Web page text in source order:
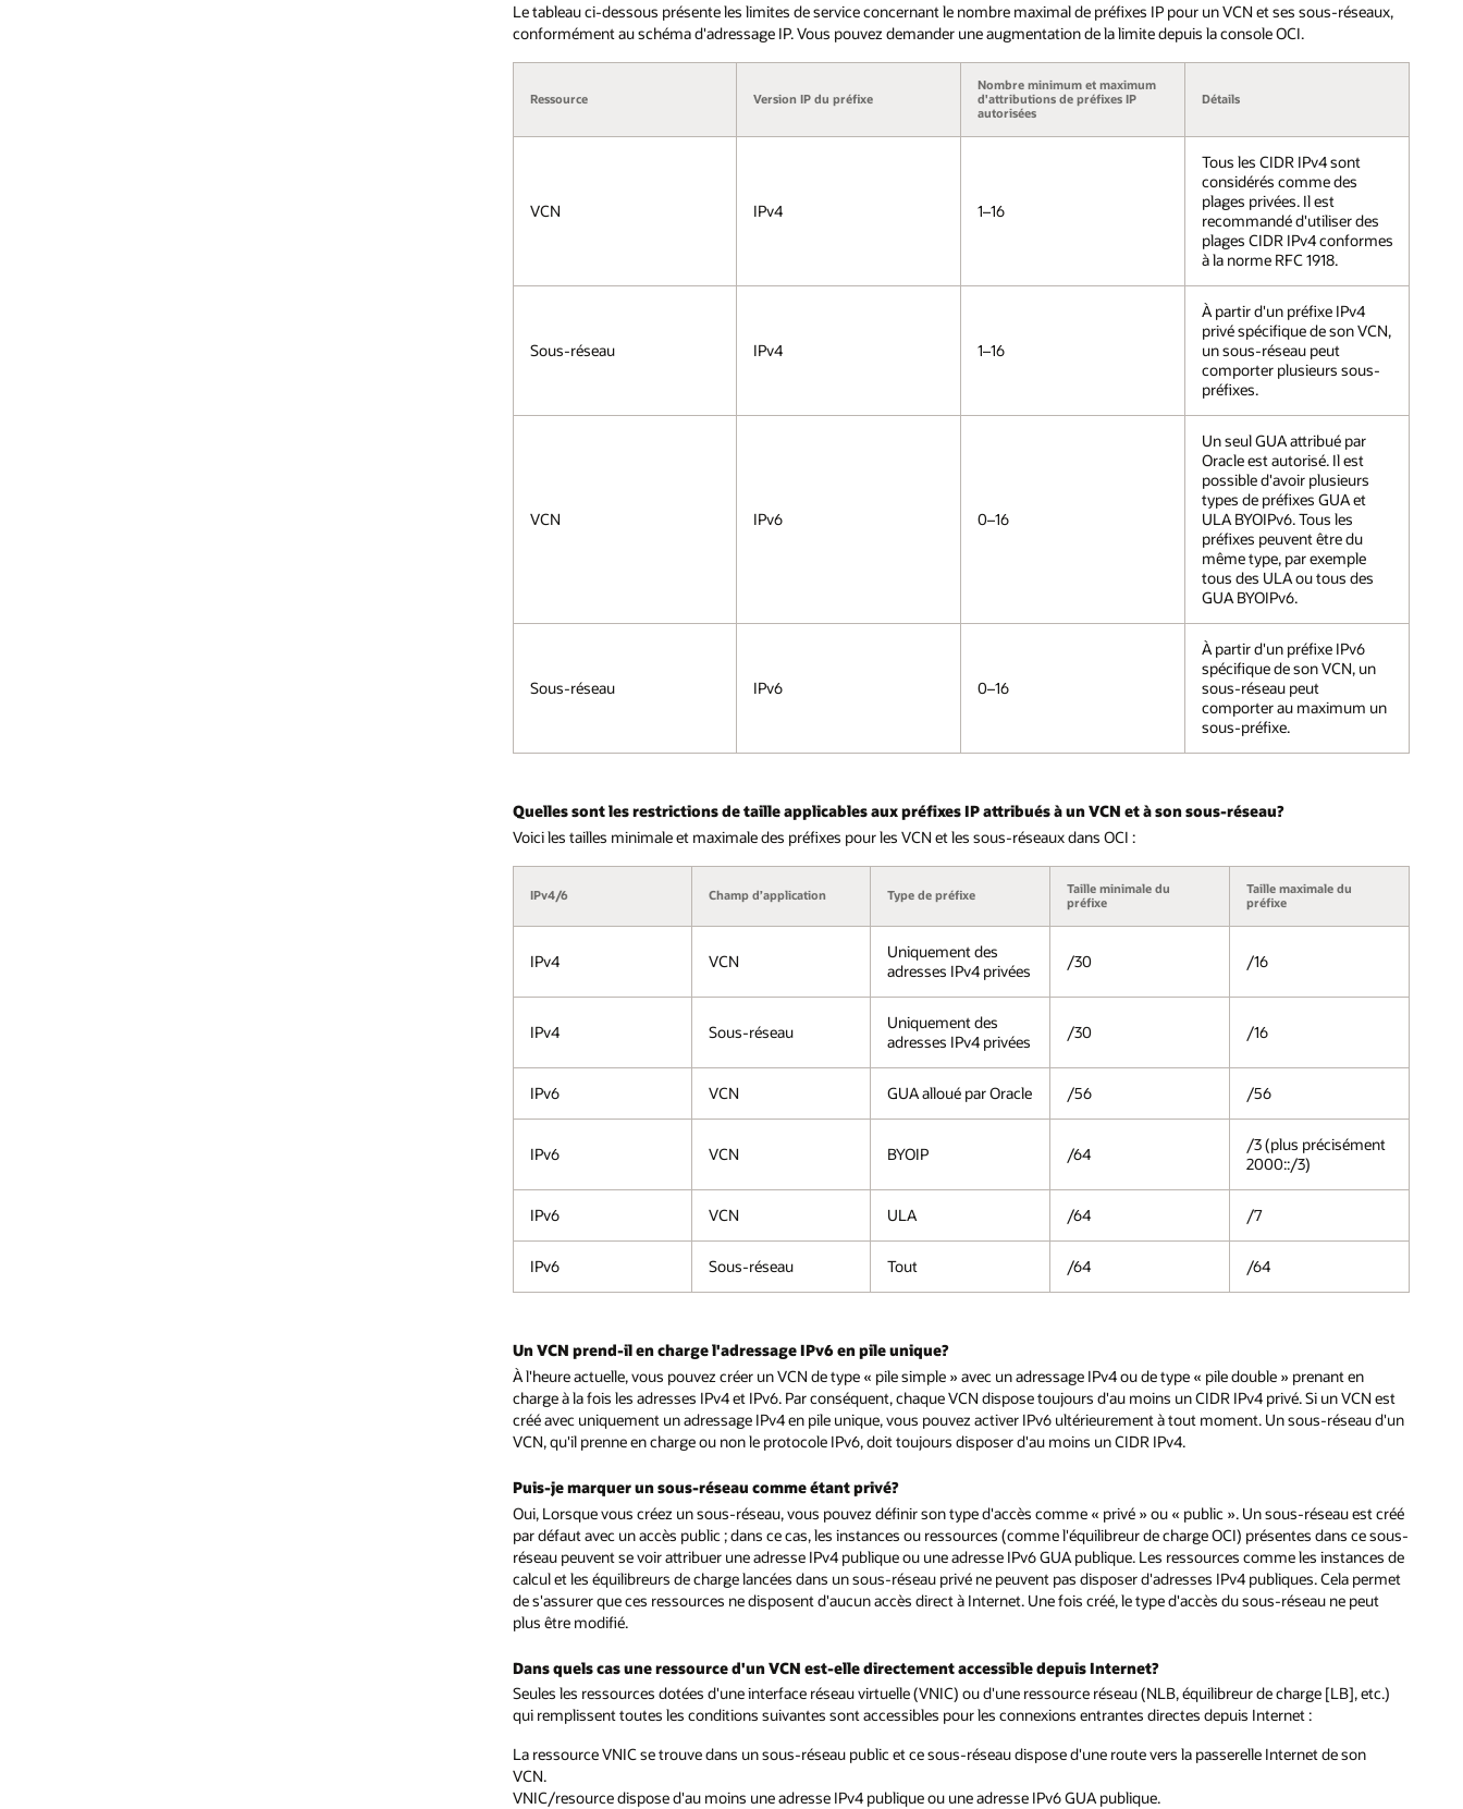
Le tableau ci-dessous présente les limites de service concernant le nombre maximal de préfixes IP pour un VCN et ses sous-réseaux,
conformément au schéma d'adressage IP. Vous pouvez demander une augmentation de la limite depuis la console OCI.
Ressource Version IP du préfixe
Nombre minimum et maximum
d'attributions de préfixes IP
autorisées
Détails
VCN IPv4 1–16
Tous les CIDR IPv4 sont
considérés comme des
plages privées. Il est
recommandé d'utiliser des
plages CIDR IPv4 conformes
à la norme RFC 1918.
Sous-réseau IPv4 1–16
À partir d'un préfixe IPv4
privé spécifique de son VCN,
un sous-réseau peut
comporter plusieurs sous-
préfixes.
VCN IPv6 0–16
Un seul GUA attribué par
Oracle est autorisé. Il est
possible d'avoir plusieurs
types de préfixes GUA et
ULA BYOIPv6. Tous les
préfixes peuvent être du
même type, par exemple
tous des ULA ou tous des
GUA BYOIPv6.
Sous-réseau IPv6 0–16
À partir d'un préfixe IPv6
spécifique de son VCN, un
sous-réseau peut
comporter au maximum un
sous-préfixe.
Quelles sont les restrictions de taille applicables aux préfixes IP attribués à un VCN et à son sous-réseau?
Voici les tailles minimale et maximale des préfixes pour les VCN et les sous-réseaux dans OCI :
IPv4/6 Champ d’application Type de préfixe
Taille minimale du
préfixe
Taille maximale du
préfixe
IPv4 VCN
Uniquement des
adresses IPv4 privées
/30 /16
IPv4 Sous-réseau
Uniquement des
adresses IPv4 privées
/30 /16
IPv6 VCN GUA alloué par Oracle /56 /56
IPv6 VCN BYOIP /64
/3 (plus précisément
2000::/3)
IPv6 VCN ULA /64 /7
IPv6 Sous-réseau Tout /64 /64
Un VCN prend-il en charge l'adressage IPv6 en pile unique?
À l'heure actuelle, vous pouvez créer un VCN de type « pile simple » avec un adressage IPv4 ou de type « pile double » prenant en
charge à la fois les adresses IPv4 et IPv6. Par conséquent, chaque VCN dispose toujours d'au moins un CIDR IPv4 privé. Si un VCN est
créé avec uniquement un adressage IPv4 en pile unique, vous pouvez activer IPv6 ultérieurement à tout moment. Un sous-réseau d'un
VCN, qu'il prenne en charge ou non le protocole IPv6, doit toujours disposer d'au moins un CIDR IPv4.
Puis-je marquer un sous-réseau comme étant privé?
Oui, Lorsque vous créez un sous-réseau, vous pouvez définir son type d'accès comme « privé » ou « public ». Un sous-réseau est créé
par défaut avec un accès public ; dans ce cas, les instances ou ressources (comme l'équilibreur de charge OCI) présentes dans ce sous-
réseau peuvent se voir attribuer une adresse IPv4 publique ou une adresse IPv6 GUA publique. Les ressources comme les instances de
calcul et les équilibreurs de charge lancées dans un sous-réseau privé ne peuvent pas disposer d'adresses IPv4 publiques. Cela permet
de s'assurer que ces ressources ne disposent d'aucun accès direct à Internet. Une fois créé, le type d'accès du sous-réseau ne peut
plus être modifié.
Dans quels cas une ressource d'un VCN est-elle directement accessible depuis Internet?
Seules les ressources dotées d'une interface réseau virtuelle (VNIC) ou d'une ressource réseau (NLB, équilibreur de charge [LB], etc.)
qui remplissent toutes les conditions suivantes sont accessibles pour les connexions entrantes directes depuis Internet :
La ressource VNIC se trouve dans un sous-réseau public et ce sous-réseau dispose d'une route vers la passerelle Internet de son
VCN.
VNIC/resource dispose d'au moins une adresse IPv4 publique ou une adresse IPv6 GUA publique.